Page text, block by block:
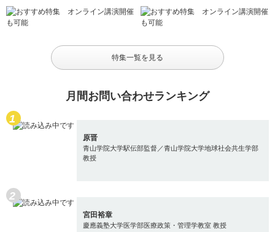
特集一覧を見る
月間お問い合わせランキング
原晋
青山学院大学駅伝部監督／青山学院大学地球社会共生学部
教授
宮田裕章
慶應義塾大学医学部医療政策・管理学教室 教授